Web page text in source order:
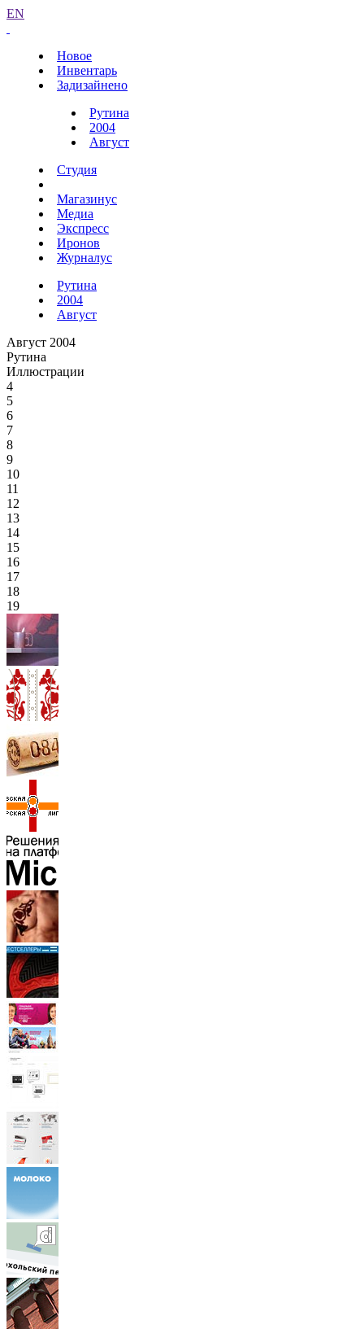
EN
Новое
Инвентарь
Задизайнено
Рутина
2004
Август
Студия
Магазинус
Медиа
Экспресс
Иронов
Журналус
Рутина
2004
Август
Август 2004
Рутина
Иллюстрации
4
5
6
7
8
9
10
11
12
13
14
15
16
17
18
19